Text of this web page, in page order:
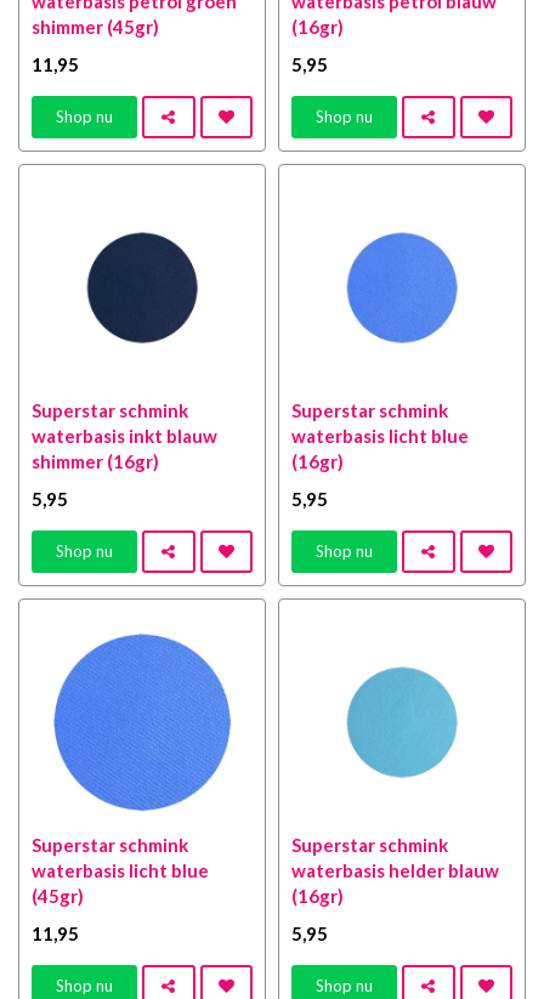
shimmer (45gr)
11,95
Shop nu
(16gr)
5,95
Shop nu
Superstar schmink
waterbasis inkt blauw
shimmer (16gr)
5,95
Shop nu
Superstar schmink
waterbasis licht blue
(16gr)
5,95
Shop nu
Superstar schmink
waterbasis licht blue
(45gr)
11,95
Shop nu
Superstar schmink
waterbasis helder blauw
(16gr)
5,95
Shop nu